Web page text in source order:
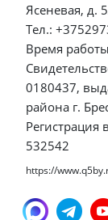
Ясеневая, д.
Тел.:
Время
0180437,
района г.
Регистрация
532542
https://